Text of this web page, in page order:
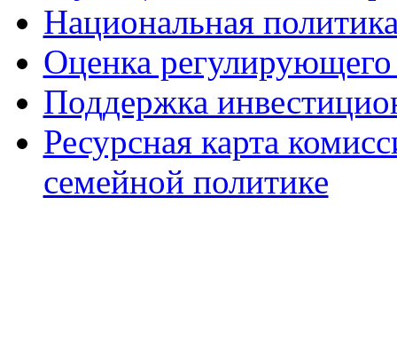
Национальная
Оценка регулирующего
Поддержка
Ресурсная карта
семейной политике